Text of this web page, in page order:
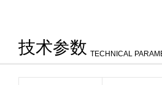
技术参数 TECHNICAL